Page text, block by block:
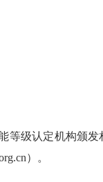
级认定机构颁
）。